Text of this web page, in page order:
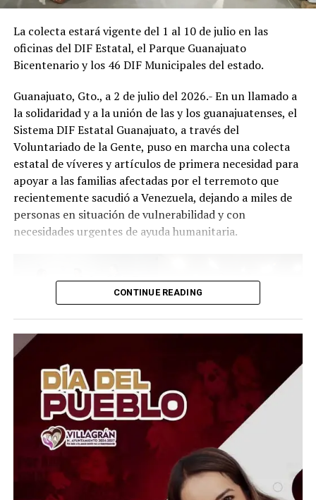
La colecta estará vigente del 1 al 10 de julio en las
oficinas del DIF Estatal, el Parque Guanajuato
Bicentenario y los 46 DIF Municipales del estado.
Guanajuato, Gto., a 2 de julio del 2026.- En un llamado a
la solidaridad y a la unión de las y los guanajuatenses, el
Sistema DIF Estatal Guanajuato, a través del
Voluntariado de la Gente, puso en marcha una colecta
estatal de víveres y artículos de primera necesidad para
apoyar a las familias afectadas por el terremoto que
recientemente sacudió a Venezuela, dejando a miles de
personas en situación de vulnerabilidad y con
necesidades urgentes de ayuda humanitaria.
El Presidente del Consejo Consultivo del Sistema DIF
Estatal Guanajuato, Juan Carlos Montesinos Carranza,
señaló que esta iniciativa busca brindar apoyo solidario y
oportuno a quienes atraviesan momentos difíciles, por
lo que convocó a la ciudadanía, al sector empresarial,
asociaciones civiles, grupos voluntarios y sociedad en
general, a sumarse a esta causa mediante la donación de
insumos esenciales.
CONTINUE READING